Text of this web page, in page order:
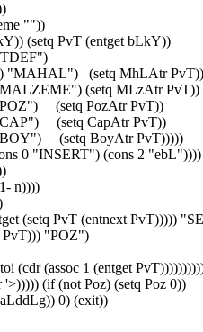
""))
(setq PvT (entget bLkY))
"MAHAL") (setq MhLAtr PvT))
(setq MLzAtr PvT))
(setq PozAtr PvT))
(setq CapAtr PvT))
(setq BoyAtr PvT)))))
0 "INSERT") (cons 2 "ebL"))))
n))))
(setq PvT (entnext PvT)))))
"POZ")
(assoc 1 (entget
(if (not Poz) (setq Poz 0))
0) (exit))